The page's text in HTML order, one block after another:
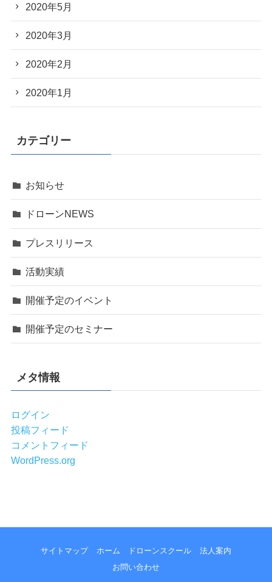
2020年5月
2020年3月
2020年2月
2020年1月
カテゴリー
お知らせ
ドローンNEWS
プレスリリース
活動実績
開催予定のイベント
開催予定のセミナー
メタ情報
ログイン
投稿フィード
コメントフィード
WordPress.org
サイトマップ ホーム ドローンスクール
法人案内
お問い合わせ